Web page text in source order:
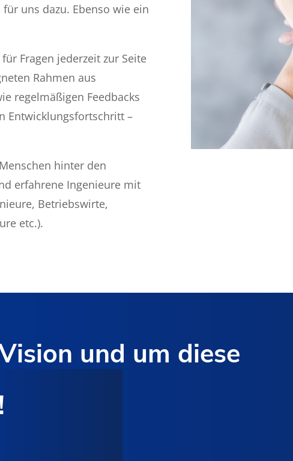
uns dazu. Ebenso wie ein
Fragen jederzeit zur Seite
Rahmen aus
regelmäßigen Feedbacks
Entwicklungsfortschritt –
hinter den
erfahrene Ingenieure mit
Betriebswirte,
etc.).
und um diese